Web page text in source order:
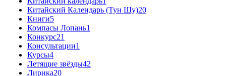
Китайский Календарь (Тун Шу)20
Книги5
Компасы Лопань1
Конкурс21
Консультации1
Курсы4
Летящие звёзды42
Лирика20